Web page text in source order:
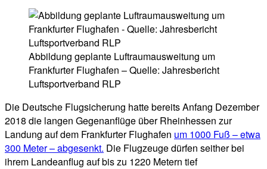
Abbildung geplante Luftraumausweitung um
Frankfurter Flughafen – Quelle: Jahresbericht
Luftsportverband RLP
Die Deutsche Flugsicherung hatte bereits Anfang Dezember
2018 die langen Gegenanflüge über Rheinhessen zur
Landung auf dem Frankfurter Flughafen um 1000 Fuß – etwa
300 Meter – abgesenkt. Die Flugzeuge dürfen seither bei
ihrem Landeanflug auf bis zu 1220 Metern tief